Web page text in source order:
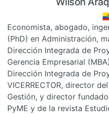
Economista, abogado,
(PhD) en Administración,
Dirección Integrada de
Gerencia Empresarial
Dirección Integrada de
VICERRECTOR, director
Gestión, y director
PyME y de la revista